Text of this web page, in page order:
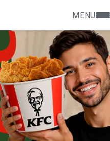
MENU